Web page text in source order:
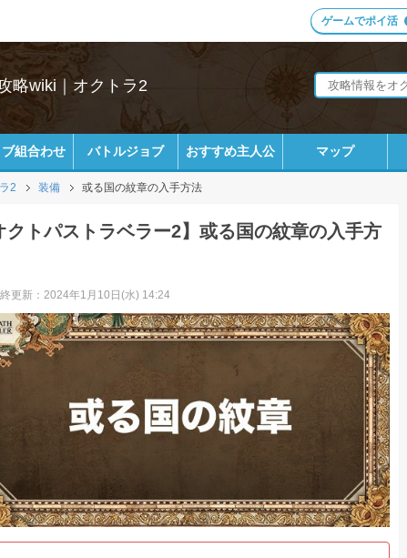
ゲームでポイ活
略wiki｜オクトラ2
組合わせ バトルジョブ おすすめ主人公 マップ
2 装備 或る国の紋章の入手方法
クトパストラベラー2】或る国の紋章の入手方
更新：2024年1月10日(水) 14:24